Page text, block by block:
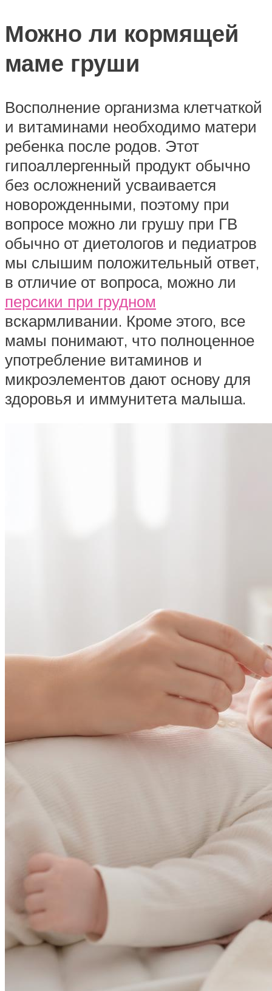
Можно ли кормящей
маме груши
Восполнение организма клетчаткой
и витаминами необходимо матери
ребенка после родов. Этот
гипоаллергенный продукт обычно
без осложнений усваивается
новорожденными, поэтому при
вопросе можно ли грушу при ГВ
обычно от диетологов и педиатров
мы слышим положительный ответ,
в отличие от вопроса, можно ли
персики при грудном
вскармливании. Кроме этого, все
мамы понимают, что полноценное
употребление витаминов и
микроэлементов дают основу для
здоровья и иммунитета малыша.